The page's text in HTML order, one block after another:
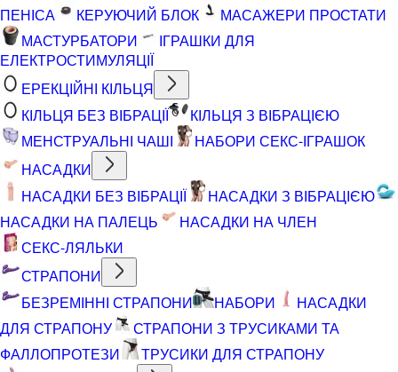
ПЕНІСА
КЕРУЮЧИЙ БЛОК
МАСАЖЕРИ ПРОСТАТИ
МАСТУРБАТОРИ
ІГРАШКИ ДЛЯ
ЕЛЕКТРОСТИМУЛЯЦІЇ
ЕРЕКЦІЙНІ КІЛЬЦЯ
КІЛЬЦЯ БЕЗ ВІБРАЦІЇ
КІЛЬЦЯ З ВІБРАЦІЄЮ
МЕНСТРУАЛЬНІ ЧАШІ
НАБОРИ СЕКС-ІГРАШОК
НАСАДКИ
НАСАДКИ БЕЗ ВІБРАЦІЇ
НАСАДКИ З ВІБРАЦІЄЮ
НАСАДКИ НА ПАЛЕЦЬ
НАСАДКИ НА ЧЛЕН
СЕКС-ЛЯЛЬКИ
СТРАПОНИ
БЕЗРЕМІННІ СТРАПОНИ
НАБОРИ
НАСАДКИ
ДЛЯ СТРАПОНУ
СТРАПОНИ З ТРУСИКАМИ ТА
ФАЛЛОПРОТЕЗИ
ТРУСИКИ ДЛЯ СТРАПОНУ